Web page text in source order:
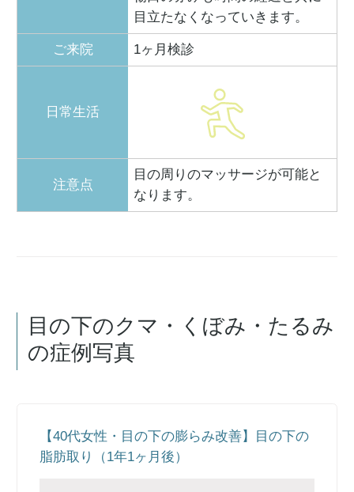
目立たなくなっていきます。
ご来院 1ヶ月検診
日常生活
注意点
目の周りのマッサージが可能と
なります。
目の下のクマ・くぼみ・たるみ
の症例写真
【40代女性・目の下の膨らみ改善】目の下の
脂肪取り（1年1ヶ月後）